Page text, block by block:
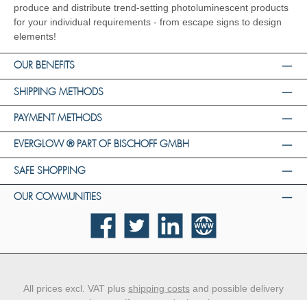
produce and distribute trend-setting photoluminescent products
for your individual requirements - from escape signs to design
elements!
OUR BENEFITS
SHIPPING METHODS
PAYMENT METHODS
EVERGLOW ® PART OF BISCHOFF GMBH
SAFE SHOPPING
OUR COMMUNITIES
FacebookTwitter LinkedIn Website
All prices excl. VAT plus shipping costs and possible delivery